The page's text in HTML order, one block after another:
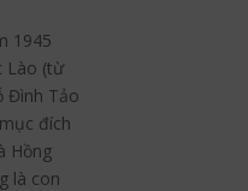
1945
Lào (từ
Đình Tảo
đích
Hồng
là con